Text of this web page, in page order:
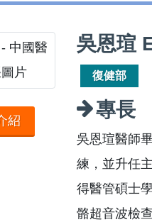
紹
吳恩瑄
復健部
專長
吳恩瑄醫師
練，並升任
得醫管碩士
骼超音波檢